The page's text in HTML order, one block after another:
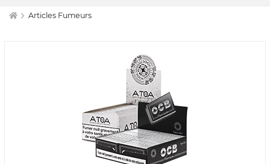
de briquets et autres accessoires de l'univers fumeur.
des centaines d'accessoires fumeurs de qualité, accessible à
tous respectant vos préférences et vos habitudes.
Articles Fumeurs